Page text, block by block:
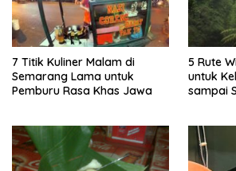
7 Titik Kuliner Malam di
Semarang Lama untuk
Pemburu Rasa Khas Jawa
5 Rute
untuk
sampai